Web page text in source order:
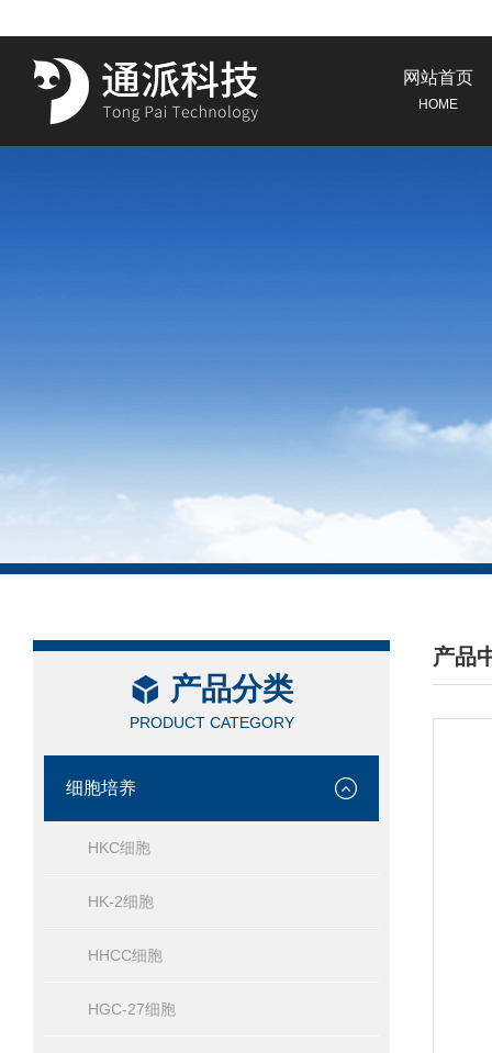
网站首页
HOME
产品分类
PRODUCT CATEGORY
细胞培养
HKC细胞
HK-2细胞
HHCC细胞
HGC-27细胞
产品
/